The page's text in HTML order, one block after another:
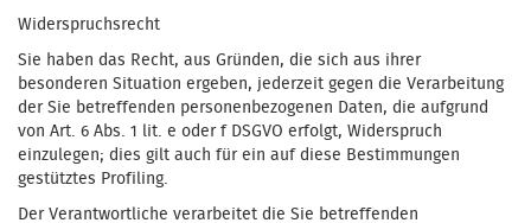
Widerspruchsrecht
Sie haben das Recht, aus Gründen, die sich aus ihrer
besonderen Situation ergeben, jederzeit gegen die Verarbeitung
der Sie betreffenden personenbezogenen Daten, die aufgrund
von Art. 6 Abs. 1 lit. e oder f DSGVO erfolgt, Widerspruch
einzulegen; dies gilt auch für ein auf diese Bestimmungen
gestütztes Profiling.
Der Verantwortliche verarbeitet die Sie betreffenden